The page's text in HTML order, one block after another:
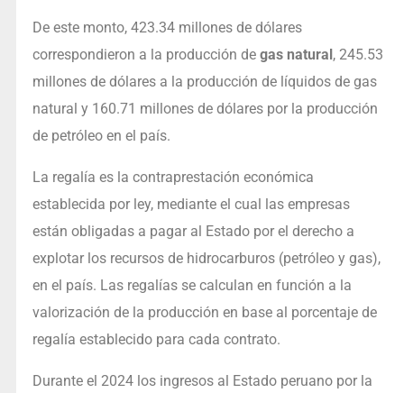
De este monto, 423.34 millones de dólares
correspondieron a la producción de gas natural , 245.53
millones de dólares a la producción de líquidos de gas
natural y 160.71 millones de dólares por la producción
de petróleo en el país.
La regalía es la contraprestación económica
establecida por ley, mediante el cual las empresas
están obligadas a pagar al Estado por el derecho a
explotar los recursos de hidrocarburos (petróleo y gas),
en el país. Las regalías se calculan en función a la
valorización de la producción en base al porcentaje de
regalía establecido para cada contrato.
Durante el 2024 los ingresos al Estado peruano por la